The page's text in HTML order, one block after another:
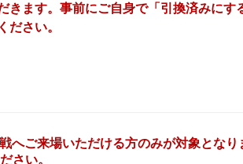
きます。事前にご自身で「引換済みにす
ださい。
へご来場いただける方のみが対象となり
さい。